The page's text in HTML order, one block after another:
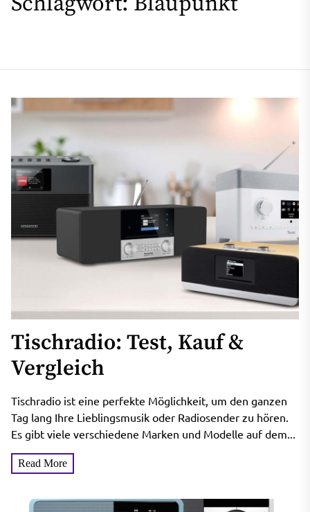
Tischradio: Test, Kauf &
Vergleich
Tischradio ist eine perfekte Möglichkeit, um den ganzen
Tag lang Ihre Lieblingsmusik oder Radiosender zu hören.
Es gibt viele verschiedene Marken und Modelle auf dem...
Read More